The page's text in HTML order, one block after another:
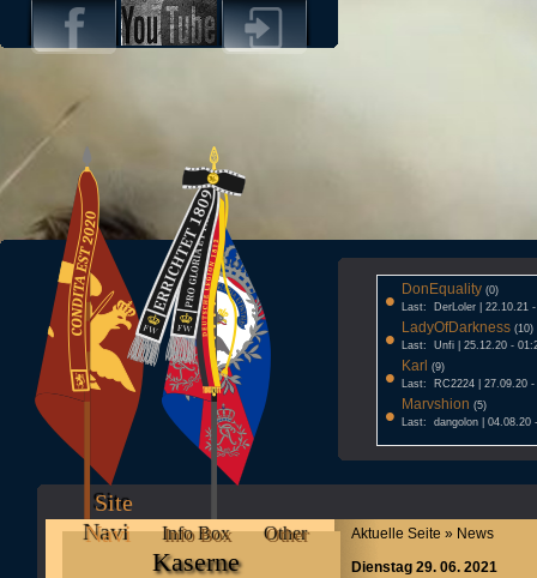
• DonEquality (0)
Last: DerLoler | 22.10.21
• LadyOfDarkness (10)
Last: Unfi | 25.12.20 -
• Karl (9)
Last: RC2224 | 27.09.20 -
• Marvshion (5)
Last: dangolon | 04.08.20
Site
Navi
Info Box Other
Kaserne
Aktuelle Seite » News
Dienstag 29. 06. 2021